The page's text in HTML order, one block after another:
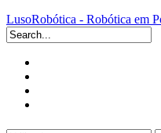
LusoRobótica - Robótica em